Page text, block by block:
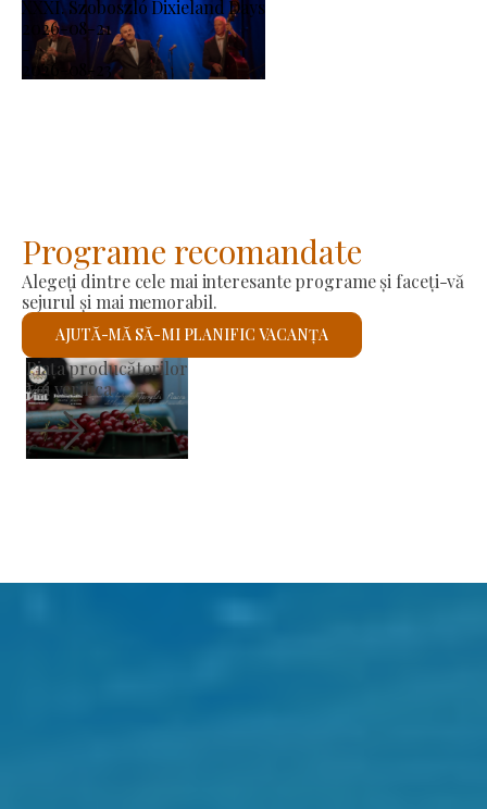
XXXI. Szoboszló Dixieland Days
2026-08-21
-
2026-08-23
Programe recomandate
Alegeți dintre cele mai interesante programe și faceți-vă
sejurul și mai memorabil.
AJUTĂ-MĂ SĂ-MI PLANIFIC VACANȚA
Biserica romano-catolică Sfântul László
Voi verifica